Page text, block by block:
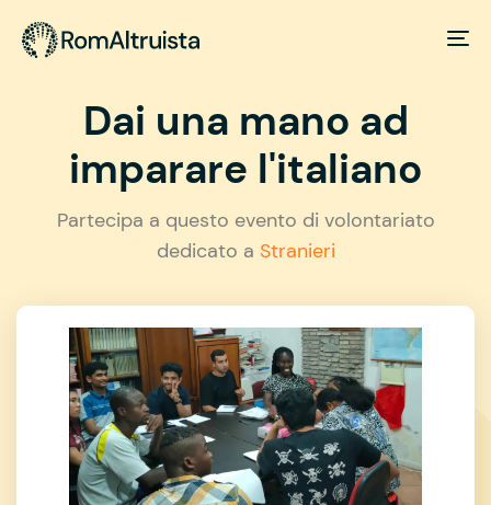
Dai una mano ad
imparare l'italiano
Partecipa a questo evento di volontariato
dedicato a Stranieri